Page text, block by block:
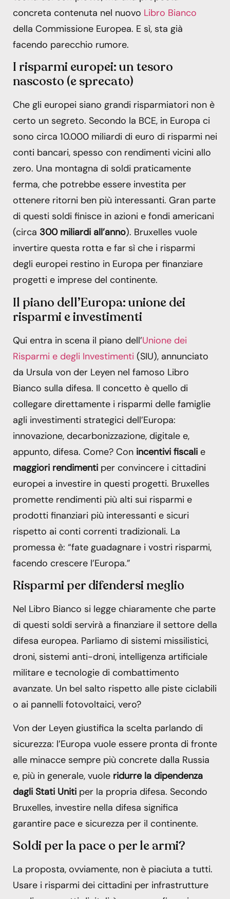
concreta contenuta nel nuovo Libro Bianco
della Commissione Europea. E sì, sta già
facendo parecchio rumore.
I risparmi europei: un tesoro
nascosto (e sprecato)
Che gli europei siano grandi risparmiatori non è
certo un segreto. Secondo la BCE, in Europa ci
sono circa 10.000 miliardi di euro di risparmi nei
conti bancari, spesso con rendimenti vicini allo
zero. Una montagna di soldi praticamente
ferma, che potrebbe essere investita per
ottenere ritorni ben più interessanti. Gran parte
di questi soldi finisce in azioni e fondi americani
(circa 300 miliardi all’anno). Bruxelles vuole
invertire questa rotta e far sì che i risparmi
degli europei restino in Europa per finanziare
progetti e imprese del continente.
Il piano dell’Europa: unione dei
risparmi e investimenti
Qui entra in scena il piano dell’Unione dei
Risparmi e degli Investimenti (SIU), annunciato
da Ursula von der Leyen nel famoso Libro
Bianco sulla difesa. Il concetto è quello di
collegare direttamente i risparmi delle famiglie
agli investimenti strategici dell’Europa:
innovazione, decarbonizzazione, digitale e,
appunto, difesa. Come? Con incentivi fiscali e
maggiori rendimenti per convincere i cittadini
europei a investire in questi progetti. Bruxelles
promette rendimenti più alti sui risparmi e
prodotti finanziari più interessanti e sicuri
rispetto ai conti correnti tradizionali. La
promessa è: “fate guadagnare i vostri risparmi,
facendo crescere l’Europa.”
Risparmi per difendersi meglio
Nel Libro Bianco si legge chiaramente che parte
di questi soldi servirà a finanziare il settore della
difesa europea. Parliamo di sistemi missilistici,
droni, sistemi anti-droni, intelligenza artificiale
militare e tecnologie di combattimento
avanzate. Un bel salto rispetto alle piste ciclabili
o ai pannelli fotovoltaici, vero?
Von der Leyen giustifica la scelta parlando di
sicurezza: l’Europa vuole essere pronta di fronte
alle minacce sempre più concrete dalla Russia
e, più in generale, vuole ridurre la dipendenza
dagli Stati Uniti per la propria difesa. Secondo
Bruxelles, investire nella difesa significa
garantire pace e sicurezza per il continente.
Soldi per la pace o per le armi?
La proposta, ovviamente, non è piaciuta a tutti.
Usare i risparmi dei cittadini per infrastrutture